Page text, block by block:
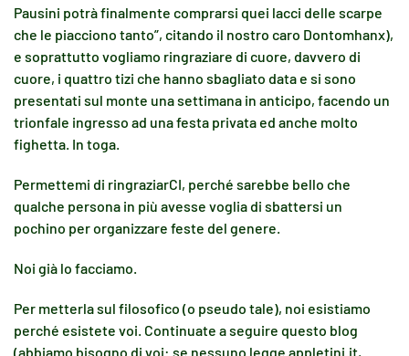
Pausini potrà finalmente comprarsi quei lacci delle scarpe
che le piacciono tanto”, citando il nostro caro Dontomhanx),
e soprattutto vogliamo ringraziare di cuore, davvero di
cuore, i quattro tizi che hanno sbagliato data e si sono
presentati sul monte una settimana in anticipo, facendo un
trionfale ingresso ad una festa privata ed anche molto
fighetta. In toga.
Permettemi di ringraziarCI, perché sarebbe bello che
qualche persona in più avesse voglia di sbattersi un
pochino per organizzare feste del genere.
Noi già lo facciamo.
Per metterla sul filosofico (o pseudo tale), noi esistiamo
perché esistete voi. Continuate a seguire questo blog
(abbiamo bisogno di voi: se nessuno legge appletini.it,